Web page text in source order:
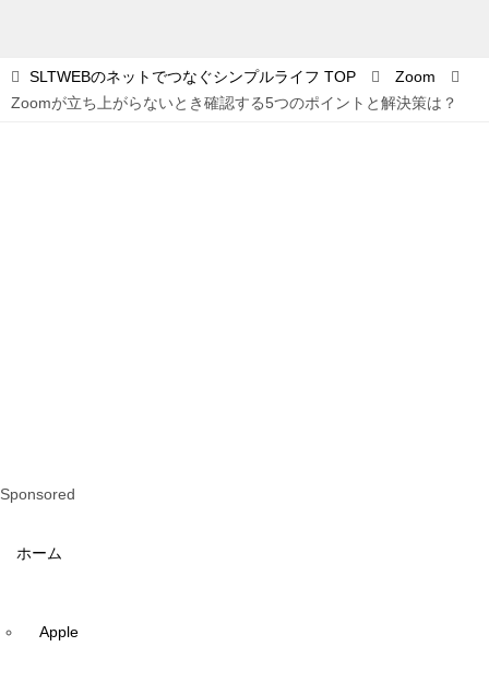
SLTWEBのネットでつなぐシンプルライフ TOP
Zoom
Zoomが立ち上がらないとき確認する5つのポイントと解決策は？
Sponsored
ホーム
Apple